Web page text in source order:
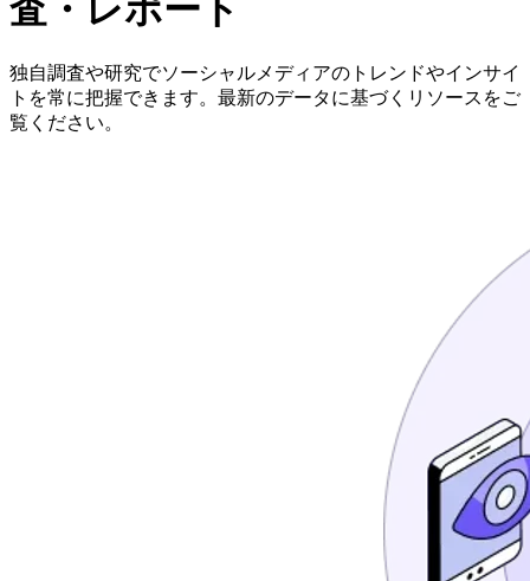
査・レポート
独自調査や研究でソーシャルメディアのトレンドやインサイ
トを常に把握できます。最新のデータに基づくリソースをご
覧ください。